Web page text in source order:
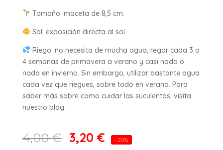
Tamaño: maceta de 8,5 cm.
Sol: exposición directa al sol.
Riego: no necesita de mucha agua, regar cada 3 o
4 semanas de primavera a verano y casi nada o
nada en invierno. Sin embargo, utilizar bastante agua
cada vez que riegues, sobre todo en verano. Para
saber más sobre como cuidar las suculentas, visita
nuestro blog.
4,00€ 3,20 € -20%